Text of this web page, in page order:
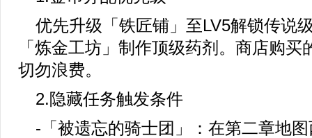
优先升级「铁匠铺」至LV5解锁传说
「炼金工坊」制作顶级药剂。商店购买
切勿浪费。
2.隐藏任务触发条件
-「被遗忘的骑士团」：在第二章地